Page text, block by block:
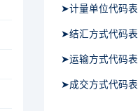
➤计量单位代码表
➤结汇方式代码表
➤运输方式代码表
➤成交方式代码表